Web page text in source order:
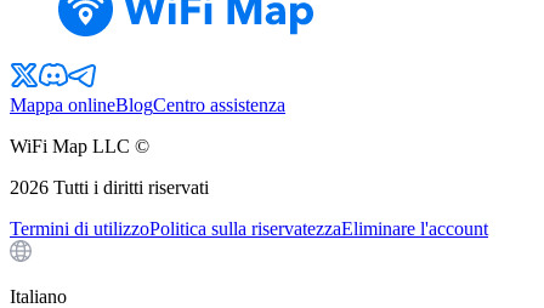
Mappa onlineBlogCentro assistenza
WiFi Map LLC ©
2026 Tutti i diritti riservati
Termini di utilizzoPolitica sulla riservatezzaEliminare l'account
Italiano